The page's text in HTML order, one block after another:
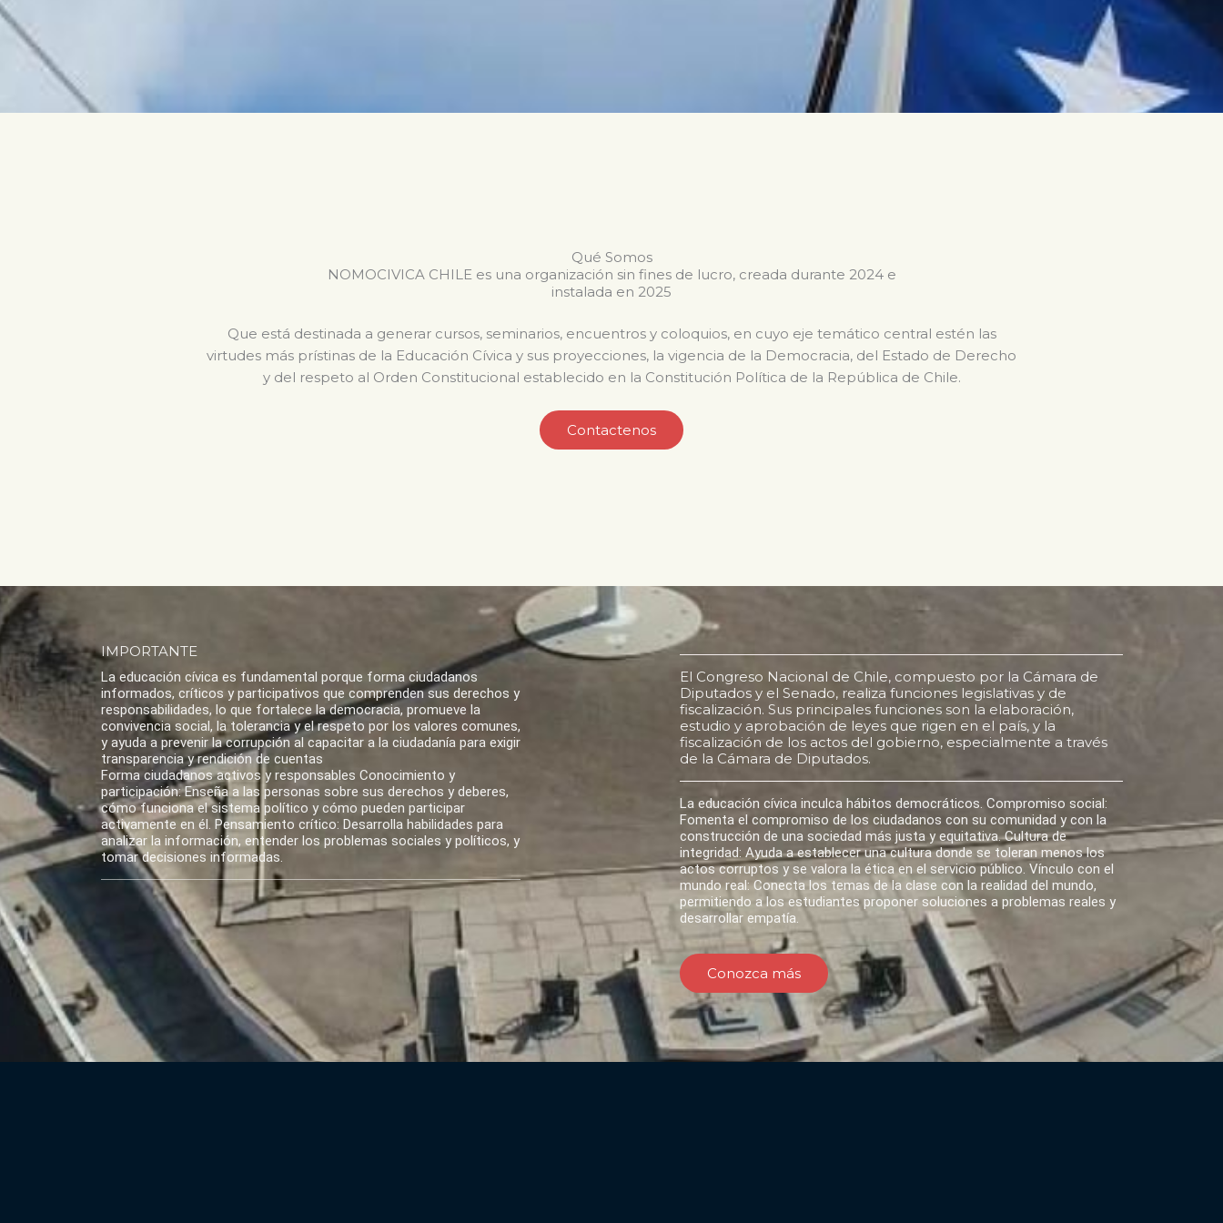
Qué Somos
NOMOCIVICA CHILE es una organización sin fines de lucro, creada durante 2024 e
instalada en 2025
Que está destinada a generar cursos, seminarios, encuentros y coloquios, en cuyo eje temático central estén las
virtudes más prístinas de la Educación Cívica y sus proyecciones, la vigencia de la Democracia, del Estado de Derecho
y del respeto al Orden Constitucional establecido en la Constitución Política de la República de Chile.
Contactenos
IMPORTANTE
La educación cívica es fundamental porque forma ciudadanos
informados, críticos y participativos que comprenden sus derechos y
responsabilidades, lo que fortalece la democracia, promueve la
convivencia social, la tolerancia y el respeto por los valores comunes,
y ayuda a prevenir la corrupción al capacitar a la ciudadanía para exigir
transparencia y rendición de cuentas
Forma ciudadanos activos y responsables Conocimiento y
participación: Enseña a las personas sobre sus derechos y deberes,
cómo funciona el sistema político y cómo pueden participar
activamente en él. Pensamiento crítico: Desarrolla habilidades para
analizar la información, entender los problemas sociales y políticos, y
tomar decisiones informadas.
El Congreso Nacional de Chile, compuesto por la Cámara de
Diputados y el Senado, realiza funciones legislativas y de
fiscalización. Sus principales funciones son la elaboración,
estudio y aprobación de leyes que rigen en el país, y la
fiscalización de los actos del gobierno, especialmente a través
de la Cámara de Diputados.
La educación cívica inculca hábitos democráticos. Compromiso social:
Fomenta el compromiso de los ciudadanos con su comunidad y con la
construcción de una sociedad más justa y equitativa. Cultura de
integridad: Ayuda a establecer una cultura donde se toleran menos los
actos corruptos y se valora la ética en el servicio público. Vínculo con el
mundo real: Conecta los temas de la clase con la realidad del mundo,
permitiendo a los estudiantes proponer soluciones a problemas reales y
desarrollar empatía.
Conozca más